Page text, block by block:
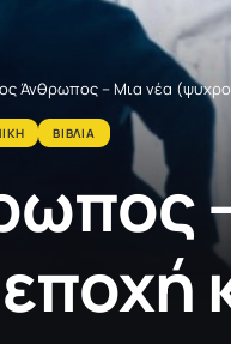
Άνθρωπος – Μια νέα
ΒΙΒΛΙΑ